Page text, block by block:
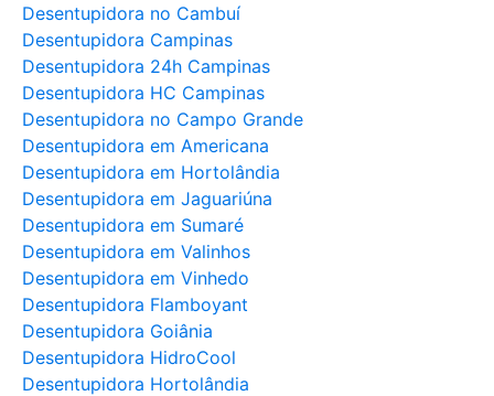
Desentupidora no Cambuí
Desentupidora Campinas
Desentupidora 24h Campinas
Desentupidora HC Campinas
Desentupidora no Campo Grande
Desentupidora em Americana
Desentupidora em Hortolândia
Desentupidora em Jaguariúna
Desentupidora em Sumaré
Desentupidora em Valinhos
Desentupidora em Vinhedo
Desentupidora Flamboyant
Desentupidora Goiânia
Desentupidora HidroCool
Desentupidora Hortolândia